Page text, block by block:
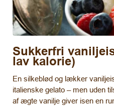
Sukkerfri
lav kalorie)
En silkeblød og lækker
italienske gelato – men uden
af ægte vanilje giver isen en